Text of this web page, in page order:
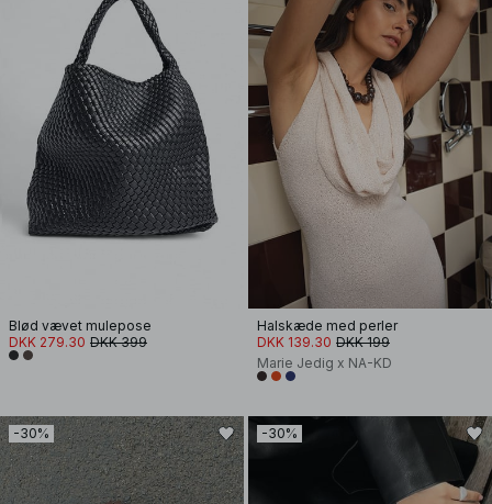
Blød vævet mulepose
DKK 279.30 DKK 399
Halskæde med perler
DKK 139.30 DKK 199
Marie Jedig x NA-KD
-30% -30%